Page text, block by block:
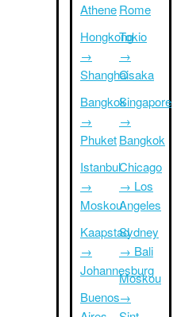
Athene
Hongkong
→
Shanghai
Bangkok
→
Phuket
Istanbul
→
Moskou
Kaapstad
→
Johannesburg
Buenos
Rome
Tokio
→
Osaka
Singapore
→
Bangkok
Chicago
→ Los
Angeles
Sydney
→ Bali
Moskou
→